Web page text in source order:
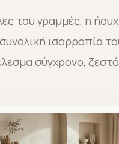
του γραμμές, η
ισορροπία
σύγχρονο,